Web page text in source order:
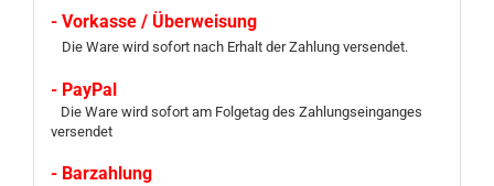
- Vorkasse / Überweisung
Die Ware wird sofort nach Erhalt der Zahlung versendet.
- PayPal
Die Ware wird sofort am Folgetag des Zahlungseinganges
versendet
- Barzahlung